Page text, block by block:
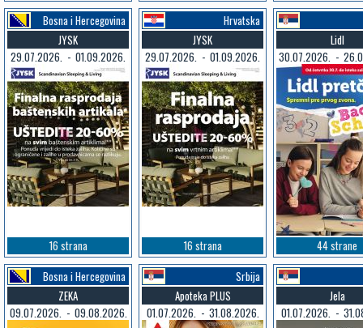
Bosna i Hercegovina
JYSK
29.07.2026. - 01.09.2026.
16 strana
Hrvatska
JYSK
29.07.2026. - 01.09.2026.
16 strana
Lidl
30.07.2026. -
44 strane
Bosna i Hercegovina
ZEKA
09.07.2026. - 09.08.2026.
Srbija
Apoteka PLUS
01.07.2026. - 31.08.2026.
Jela
01.07.2026. -